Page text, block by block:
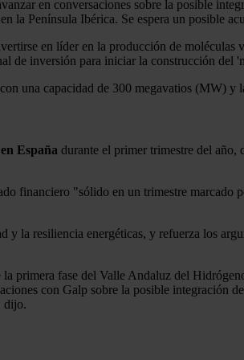
en conversaciones sobre la posible
la Península Ibérica. Se espera un posible
en líder en la producción de
de inversión para iniciar la construcción
una capacidad de 300 megavatios (MW)
España durante el primer trimestre del año,
financiero "sólido en un trimestre marcado
la resiliencia energéticas, y refuerza los
primera fase del Valle Andaluz del
con Galp sobre la posible integración
dijo.